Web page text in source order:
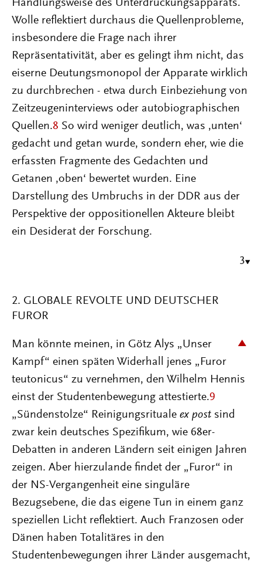
Handlungsweise des Unterdrückungsapparats.
Wolle reflektiert durchaus die Quellenprobleme,
insbesondere die Frage nach ihrer
Repräsentativität, aber es gelingt ihm nicht, das
eiserne Deutungsmonopol der Apparate wirklich
zu durchbrechen - etwa durch Einbeziehung von
Zeitzeugeninterviews oder autobiographischen
Quellen.8 So wird weniger deutlich, was ‚unten‘
gedacht und getan wurde, sondern eher, wie die
erfassten Fragmente des Gedachten und
Getanen ‚oben‘ bewertet wurden. Eine
Darstellung des Umbruchs in der DDR aus der
Perspektive der oppositionellen Akteure bleibt
ein Desiderat der Forschung.
3
2. GLOBALE REVOLTE UND DEUTSCHER
FUROR
Man könnte meinen, in Götz Alys „Unser
Kampf“ einen späten Widerhall jenes „Furor
teutonicus“ zu vernehmen, den Wilhelm Hennis
einst der Studentenbewegung attestierte.9
„Sündenstolze“ Reinigungsrituale ex post sind
zwar kein deutsches Spezifikum, wie 68er-
Debatten in anderen Ländern seit einigen Jahren
zeigen. Aber hierzulande findet der „Furor“ in
der NS-Vergangenheit eine singuläre
Bezugsebene, die das eigene Tun in einem ganz
speziellen Licht reflektiert. Auch Franzosen oder
Dänen haben Totalitäres in den
Studentenbewegungen ihrer Länder ausgemacht,